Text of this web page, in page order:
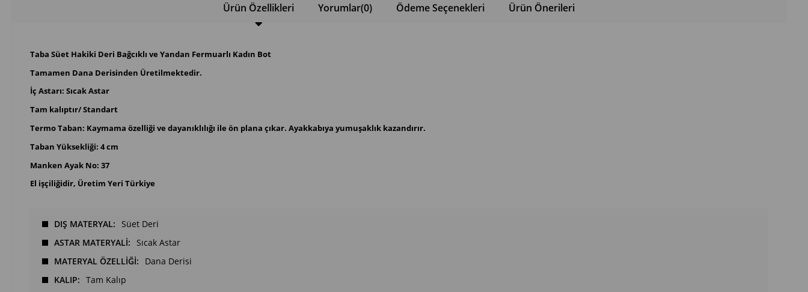
Ürün Özellikleri Yorumlar(0) Ödeme Seçenekleri Ürün Önerileri
Taba Süet Hakiki Deri Bağcıklı ve Yandan Fermuarlı Kadın Bot
Tamamen Dana Derisinden Üretilmektedir.
İç Astarı: Sıcak Astar
Tam kalıptır/ Standart
Termo Taban: Kaymama özelliği ve dayanıklılığı ile ön plana çıkar. Ayakkabıya yumuşaklık kazandırır.
Taban Yüksekliği: 4 cm
Manken Ayak No: 37
El işçiliğidir, Üretim Yeri Türkiye
DIŞ MATERYAL
Süet Deri
ASTAR MATERYALİ
Sıcak Astar
MATERYAL ÖZELLİĞİ
Dana Derisi
KALIP
Tam Kalıp